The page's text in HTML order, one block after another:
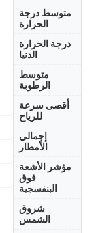
متوسط درجة
الحرارة
درجة الحرارة
الدنيا
متوسط
الرطوبة
أقصى سرعة
للرياح
إجمالي
الأمطار
مؤشر الأشعة
فوق
البنفسجية
شروق
الشمس